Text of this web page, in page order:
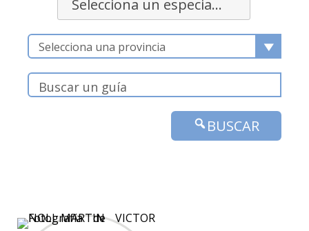
Selecciona un especialidad
Selecciona una provincia
BUSCAR